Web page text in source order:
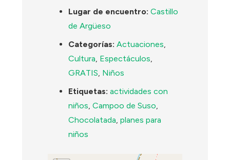
Lugar de encuentro: Castillo
de Argüeso
Categorías: Actuaciones
Cultura Espectáculos
GRATIS Niños
Etiquetas: actividades con
niños ,Campoo de Suso
Chocolatada ,planes para
niños